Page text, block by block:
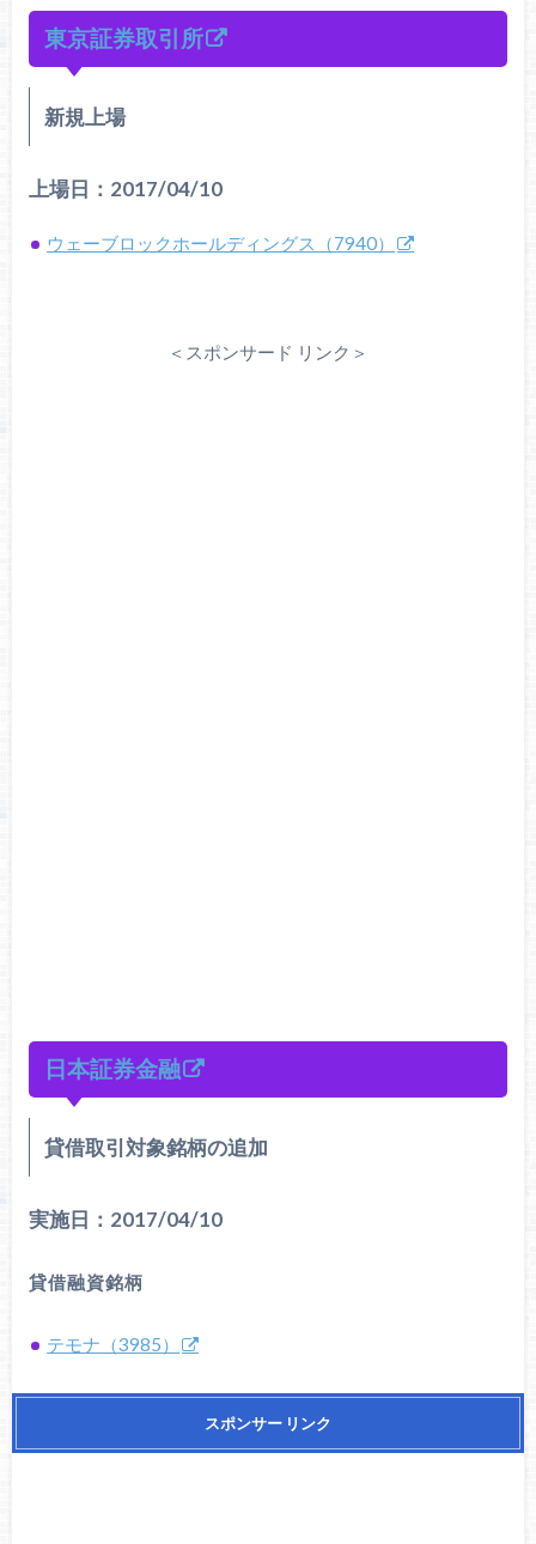
東京証券取引所
新規上場
上場日：2017/04/10
ウェーブロックホールディングス（7940）
＜スポンサード リンク＞
日本証券金融
貸借取引対象銘柄の追加
実施日：2017/04/10
貸借融資銘柄
テモナ（3985）
スポンサー リンク